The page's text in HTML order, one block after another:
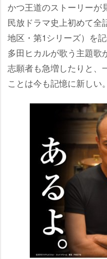
かつ王道のストーリーが
民放ドラマ史上初めて全
地区・第1シリーズ）を
多田ヒカルが歌う主題歌
志願者も急増したりと、
ことは今も記憶に新しい。